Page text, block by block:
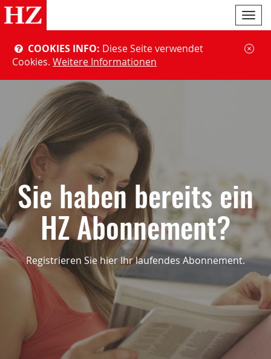
ein-/
COOKIES INFO: Diese Seite verwendet
Cookies. Weitere Informationen
Sie haben bereits ein
HZ Abonnement?
Registrieren Sie hier Ihr laufendes Abonnement.